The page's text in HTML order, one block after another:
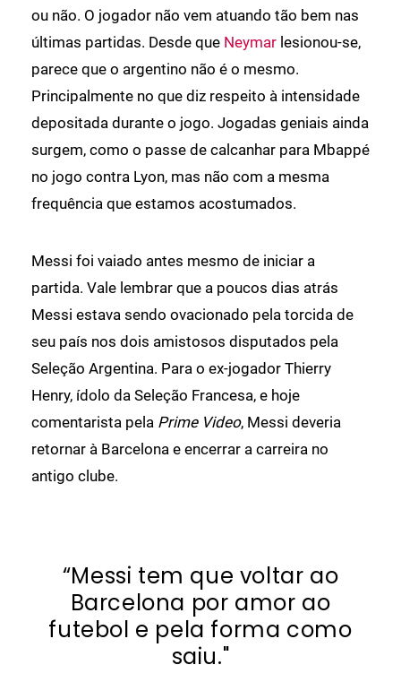
ou não. O jogador não vem atuando tão bem nas
últimas partidas. Desde que Neymar lesionou-se,
parece que o argentino não é o mesmo.
Principalmente no que diz respeito à intensidade
depositada durante o jogo. Jogadas geniais ainda
surgem, como o passe de calcanhar para Mbappé
no jogo contra Lyon, mas não com a mesma
frequência que estamos acostumados.
Messi foi vaiado antes mesmo de iniciar a
partida. Vale lembrar que a poucos dias atrás
Messi estava sendo ovacionado pela torcida de
seu país nos dois amistosos disputados pela
Seleção Argentina. Para o ex-jogador Thierry
Henry, ídolo da Seleção Francesa, e hoje
comentarista pela Prime Video, Messi deveria
retornar à Barcelona e encerrar a carreira no
antigo clube.
“Messi tem que voltar ao
Barcelona por amor ao
futebol e pela forma como
saiu."